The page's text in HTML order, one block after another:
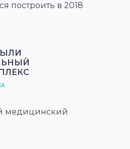
построить в 2018
медицинский